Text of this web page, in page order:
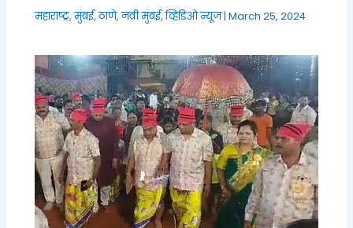
महाराष्ट्र,मुंबई, ठाणे, नवी मुंबई,व्हिडिओ न्यूज|March 25, 2024